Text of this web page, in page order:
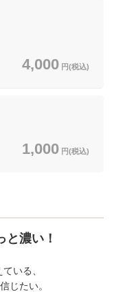
4,000 円(税込)
1,000 円(税込)
と濃い！
いる、
じたい。